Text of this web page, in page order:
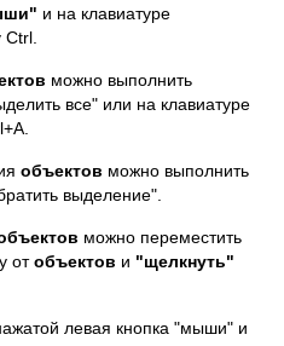
и на клавиатуре
можно выполнить
все" или на клавиатуре
объектов можно выполнить
выделение".
можно переместить
отобъектов и "щелкнуть"
левая кнопка "мыши" и